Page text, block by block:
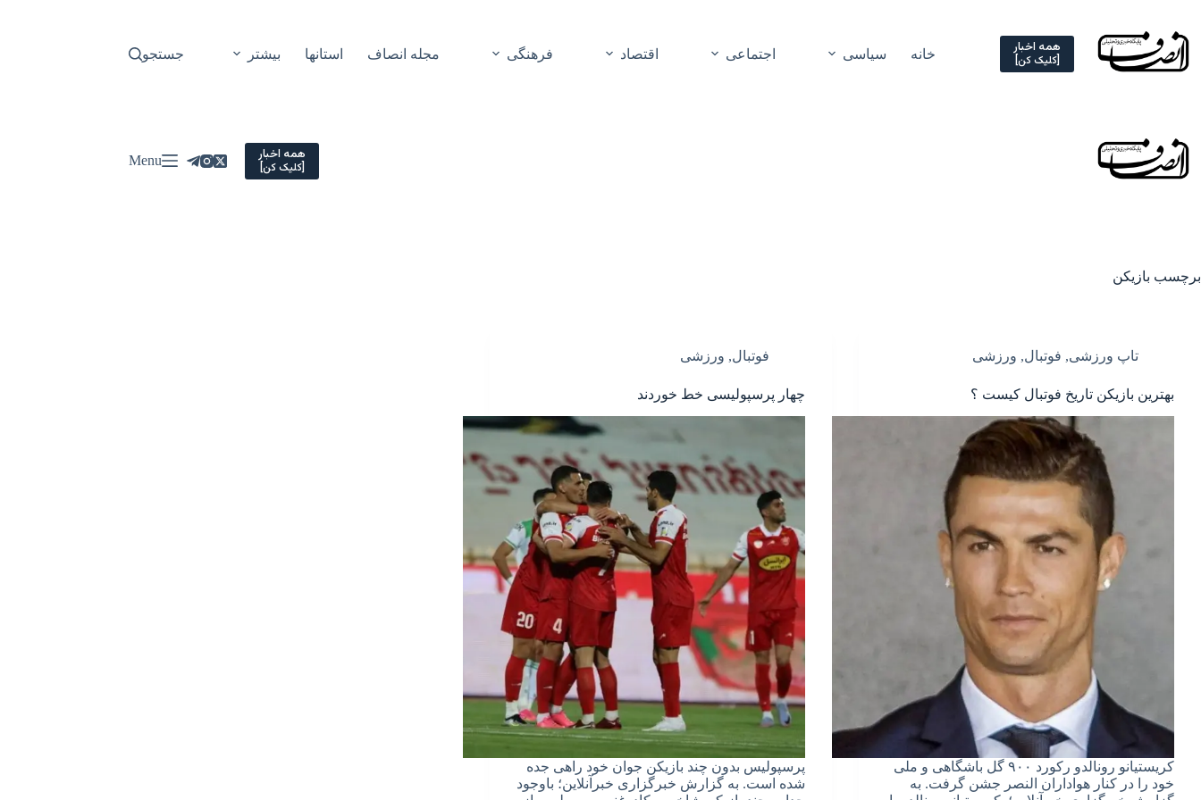
content
همه اخبار
[کلیک کن] خانه سیاسی اجتماعی اقتصاد فرهنگی مجله انصاف استانها بیشتر جستجو
همه اخبار
[کلیک کن] Menu
برچسب بازیکن
تاپ ورزشی, فوتبال, ورزشی
بهترین بازیکن تاریخ فوتبال کیست ؟
کریستیانو رونالدو رکورد ۹۰۰ گل باشگاهی و ملی
خود را در کنار هواداران النصر جشن گرفت. به
فوتبال, ورزشی
چهار پرسپولیسی خط خوردند
پرسپولیس بدون چند بازیکن جوان خود راهی جده
شده است. به گزارش خبرگزاری خبرآنلاین؛ باوجود